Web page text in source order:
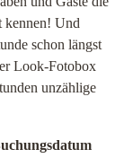
kennen! Und
schon längst
Look-Fotobox
unzählige